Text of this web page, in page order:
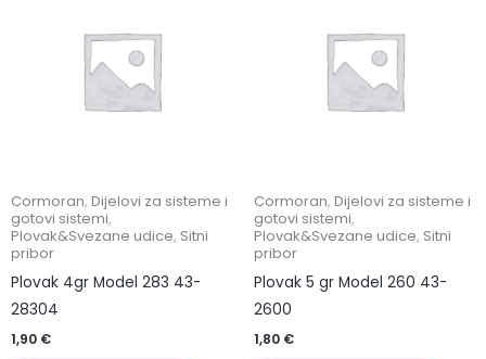
Cormoran, Dijelovi za sisteme i
gotovi sistemi,
Plovak&Svezane udice, Sitni
pribor
Plovak 4gr Model 283 43-
28304
1,90 €
Cormoran, Dijelovi za sisteme i
gotovi sistemi,
Plovak&Svezane udice, Sitni
pribor
Plovak 5 gr Model 260 43-
2600
1,80 €